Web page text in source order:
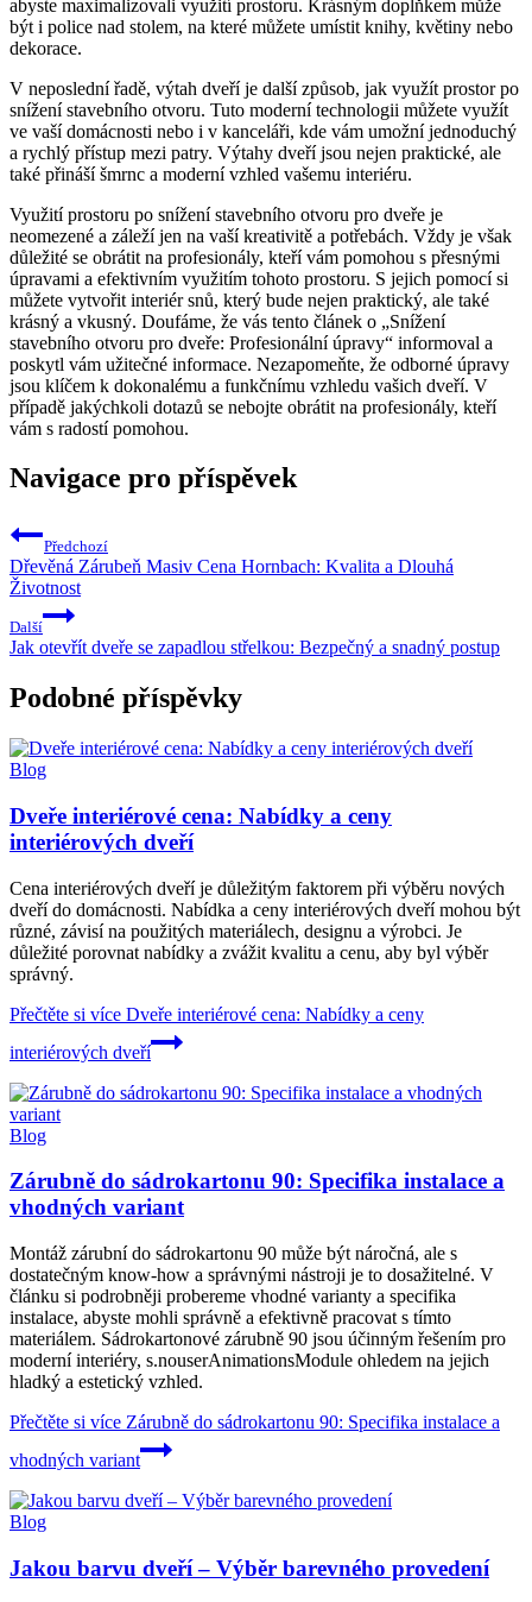
abyste maximalizovali využití prostoru. Krásným doplňkem může
být i police nad stolem, na které můžete umístit knihy, květiny nebo
dekorace.
V neposlední řadě, výtah dveří je další způsob, jak využít prostor po
snížení stavebního otvoru. Tuto moderní technologii můžete využít
ve vaší domácnosti nebo i v kanceláři, kde vám umožní jednoduchý
a rychlý přístup mezi patry. Výtahy dveří jsou nejen praktické, ale
také přináší šmrnc a moderní vzhled vašemu interiéru.
Využití prostoru po snížení stavebního otvoru pro dveře je
neomezené a záleží jen na vaší kreativitě a potřebách. Vždy je však
důležité se obrátit na profesionály, kteří vám pomohou s přesnými
úpravami a efektivním využitím tohoto prostoru. S jejich pomocí si
můžete vytvořit interiér snů, který bude nejen praktický, ale také
krásný a vkusný. Doufáme, že vás tento článek o „Snížení
stavebního otvoru pro dveře: Profesionální úpravy“ informoval a
poskytl vám užitečné informace. Nezapomeňte, že odborné úpravy
jsou klíčem k dokonalému a funkčnímu vzhledu vašich dveří. V
případě jakýchkoli dotazů se nebojte obrátit na profesionály, kteří
vám s radostí pomohou.
Navigace pro příspěvek
Předchozí
Dřevěná Zárubeň Masiv Cena Hornbach: Kvalita a Dlouhá
Životnost
Další
Jak otevřít dveře se zapadlou střelkou: Bezpečný a snadný postup
Podobné příspěvky
Blog
Dveře interiérové cena: Nabídky a ceny
interiérových dveří
Cena interiérových dveří je důležitým faktorem při výběru nových
dveří do domácnosti. Nabídka a ceny interiérových dveří mohou být
různé, závisí na použitých materiálech, designu a výrobci. Je
důležité porovnat nabídky a zvážit kvalitu a cenu, aby byl výběr
správný.
Přečtěte si více Dveře interiérové cena: Nabídky a ceny
interiérových dveří
Blog
Zárubně do sádrokartonu 90: Specifika instalace a
vhodných variant
Montáž zárubní do sádrokartonu 90 může být náročná, ale s
dostatečným know-how a správnými nástroji je to dosažitelné. V
článku si podrobněji probereme vhodné varianty a specifika
instalace, abyste mohli správně a efektivně pracovat s tímto
materiálem. Sádrokartonové zárubně 90 jsou účinným řešením pro
moderní interiéry, s.nouserAnimationsModule ohledem na jejich
hladký a estetický vzhled.
Přečtěte si více Zárubně do sádrokartonu 90: Specifika instalace a
vhodných variant
Blog
Jakou barvu dveří – Výběr barevného provedení